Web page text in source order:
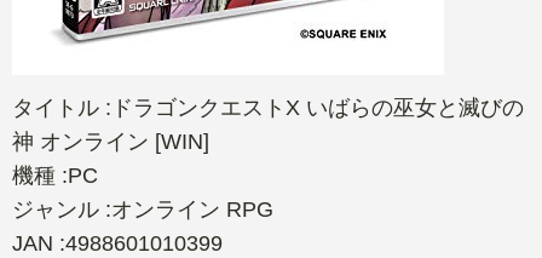
タイトル :ドラゴンクエストX いばらの巫女と滅びの
神 オンライン [WIN]
機種 :PC
ジャンル :オンライン RPG
JAN :4988601010399